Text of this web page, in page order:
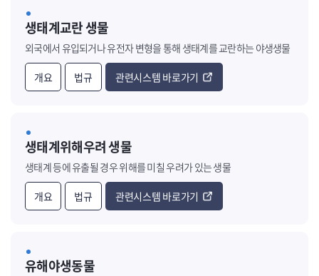
생태계교란 생물
외국에서 유입되거나 유전자 변형을 통해 생태계를 교란하는 야생생물
개요 법규 관련시스템 바로가기
생태계위해우려 생물
생태계 등에 유출될 경우 위해를 미칠 우려가 있는 생물
개요 법규 관련시스템 바로가기
유해야생동물